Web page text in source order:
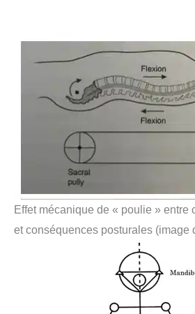
Effet mécanique de « poulie » entre
et conséquences posturales (image